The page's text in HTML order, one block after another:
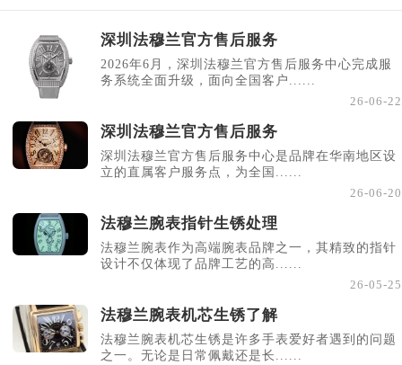
深圳法穆兰官方售后服务
2026年6月，深圳法穆兰官方售后服务中心完成服
务系统全面升级，面向全国客户......
26-06-22
深圳法穆兰官方售后服务
深圳法穆兰官方售后服务中心是品牌在华南地区设
立的直属客户服务点，为全国......
26-06-20
法穆兰腕表指针生锈处理
法穆兰腕表作为高端腕表品牌之一，其精致的指针
设计不仅体现了品牌工艺的高......
26-05-25
法穆兰腕表机芯生锈了解
法穆兰腕表机芯生锈是许多手表爱好者遇到的问题
之一。无论是日常佩戴还是长......